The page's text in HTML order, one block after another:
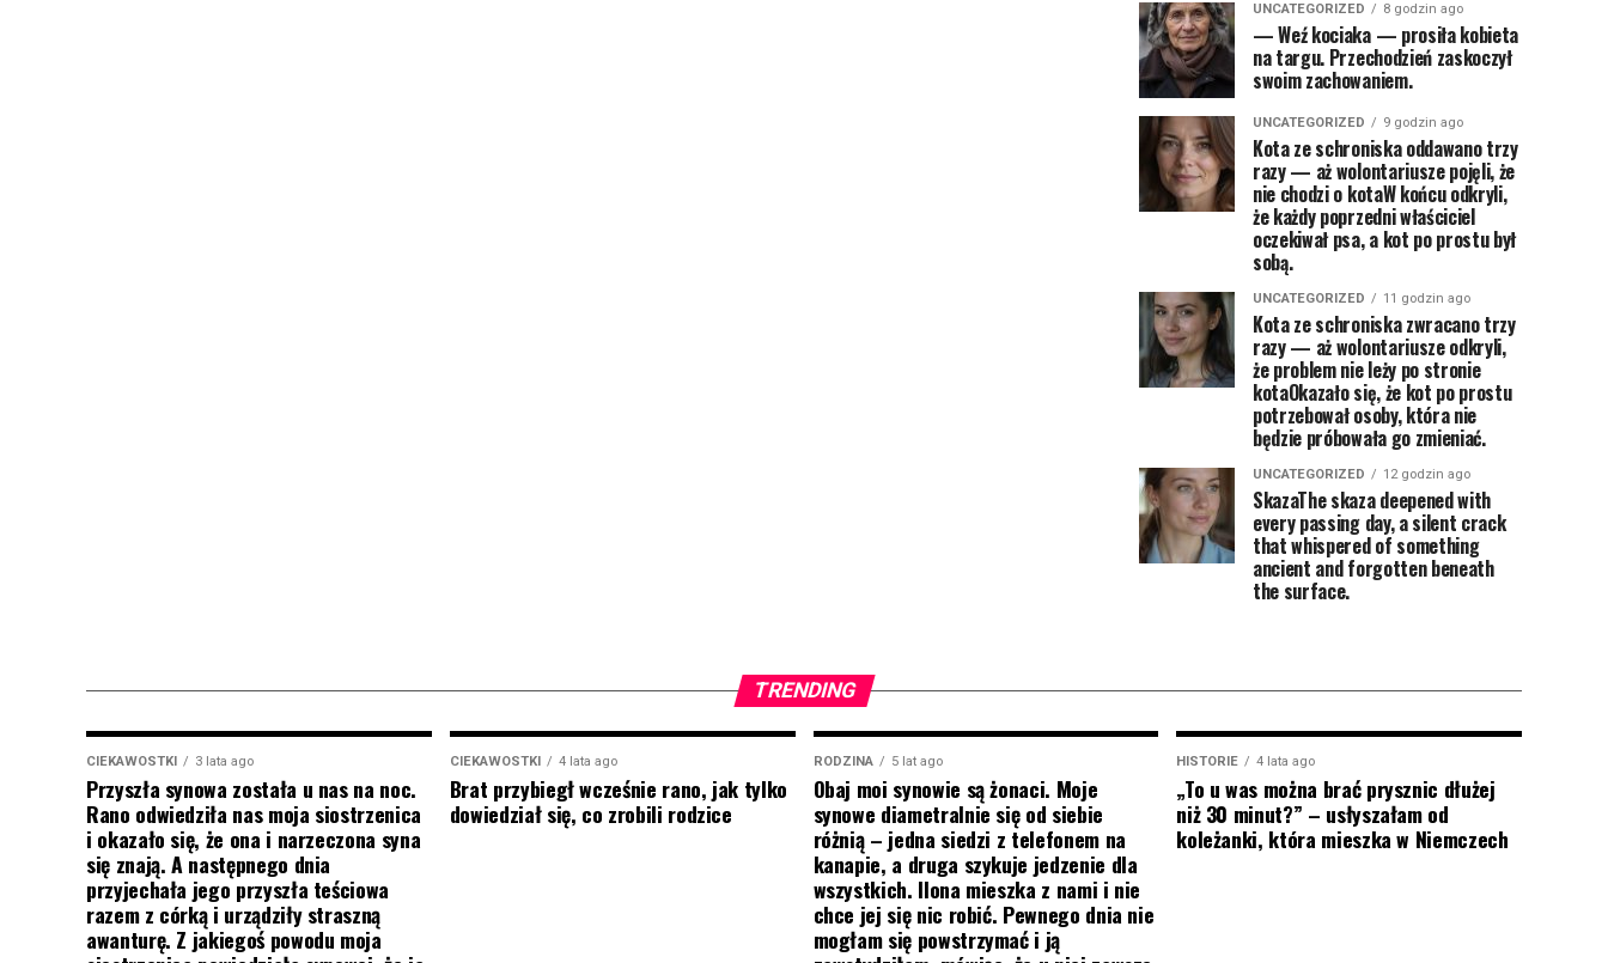
UNCATEGORIZED 8 godzin ago
— Weź kociaka — prosiła kobieta
na targu. Przechodzień zaskoczył
swoim zachowaniem.
UNCATEGORIZED 9 godzin ago
Kota ze schroniska oddawano trzy
razy — aż wolontariusze pojęli, że
nie chodzi o kotaW końcu odkryli,
że każdy poprzedni właściciel
oczekiwał psa, a kot po prostu był
sobą.
UNCATEGORIZED 11 godzin ago
Kota ze schroniska zwracano trzy
razy — aż wolontariusze odkryli,
że problem nie leży po stronie
kotaOkazało się, że kot po prostu
potrzebował osoby, która nie
będzie próbowała go zmieniać.
UNCATEGORIZED 12 godzin ago
SkazaThe skaza deepened with
every passing day, a silent crack
that whispered of something
ancient and forgotten beneath
the surface.
TRENDING
CIEKAWOSTKI 3 lata ago
Przyszła synowa została u nas na noc.
Rano odwiedziła nas moja siostrzenica
i okazało się, że ona i narzeczona syna
się znają. A następnego dnia
przyjechała jego przyszła teściowa
razem z córką i urządziły straszną
awanturę. Z jakiegoś powodu moja
CIEKAWOSTKI 4 lata ago
Brat przybiegł wcześnie rano, jak tylko
dowiedział się, co zrobili rodzice
RODZINA 5 lat ago
Obaj moi synowie są żonaci. Moje
synowe diametralnie się od siebie
różnią – jedna siedzi z telefonem na
kanapie, a druga szykuje jedzenie dla
wszystkich. Ilona mieszka z nami i nie
chce jej się nic robić. Pewnego dnia nie
mogłam się powstrzymać i ją
HISTORIE 4 lata ago
„To u was można brać prysznic dłużej
niż 30 minut?” – usłyszałam od
koleżanki, która mieszka w Niemczech